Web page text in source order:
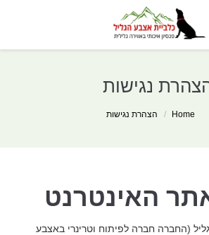
נגישות
Home הצהרת נגישות
האינטרנט
(החברה חברה לפיתוח וטרינרי באצבע